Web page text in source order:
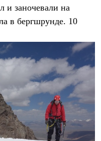
и заночевали на
в бергшрунде. 10